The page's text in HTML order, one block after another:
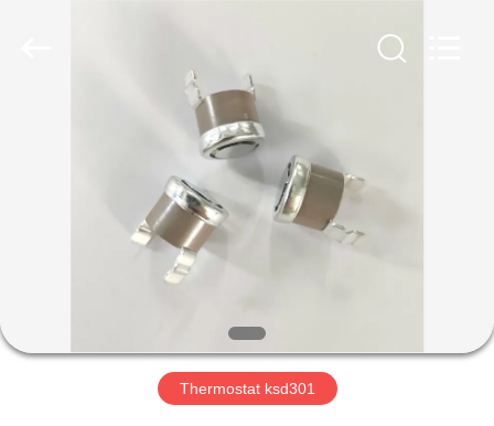
PRODUITS
VR
SHOW
Thermostat ksd301